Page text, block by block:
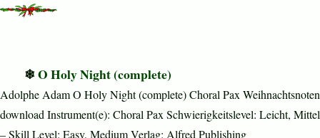
O Holy Night (complete)
Adolphe Adam O Holy Night (complete) Choral Pax Weihnachtsnoten
download Instrument(e): Choral Pax Schwierigkeitslevel: Leicht, Mittel
– Skill Level: Easy, Medium Verlag: Alfred Publishing